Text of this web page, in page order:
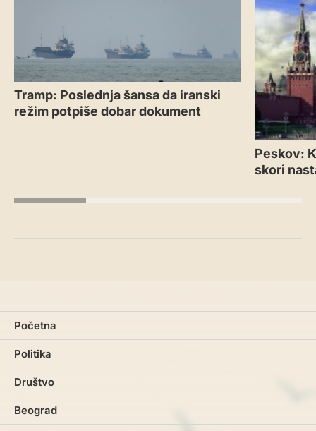
Tramp: Poslednja šansa da iranski
režim potpiše dobar dokument
Peskov:
skori
Početna
Politika
Društvo
Beograd